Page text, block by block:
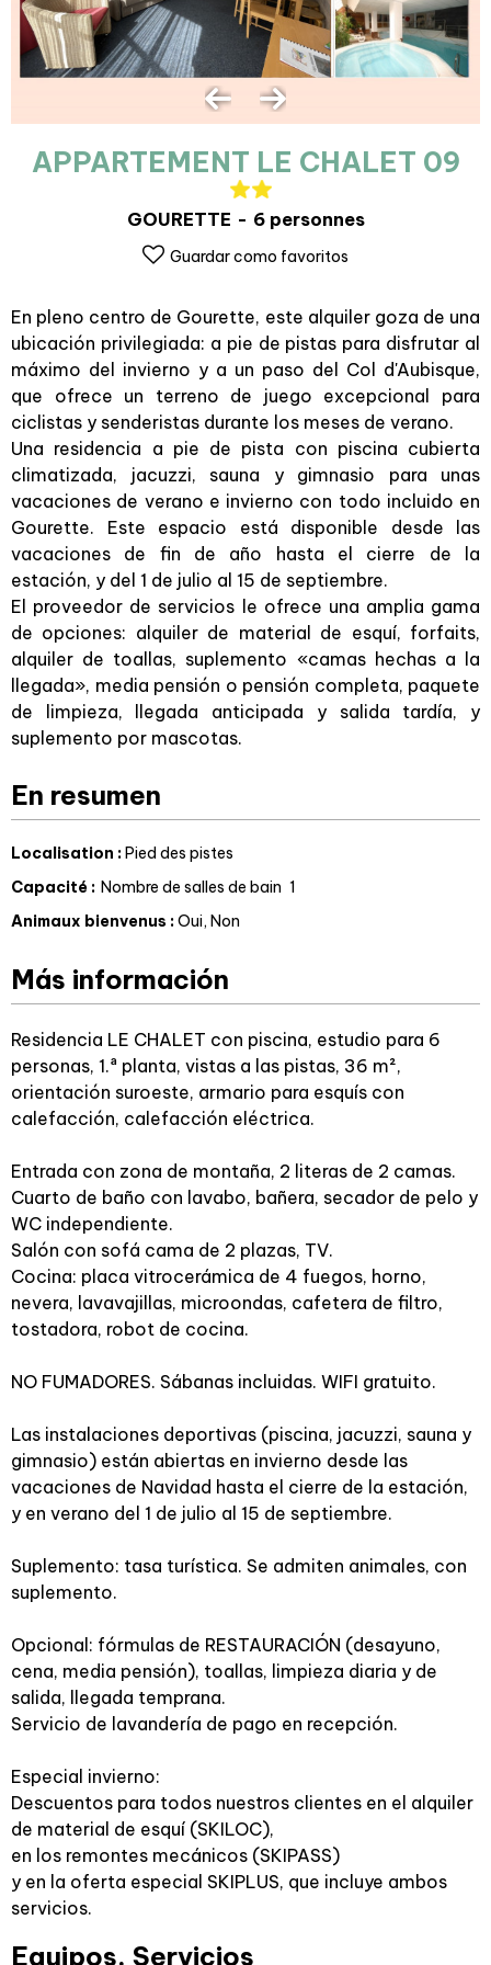
APPARTEMENT LE CHALET 09
GOURETTE 6 personnes
Guardar como favoritos
En pleno centro de Gourette, este alquiler goza de una
ubicación privilegiada: a pie de pistas para disfrutar al
máximo del invierno y a un paso del Col d'Aubisque,
que ofrece un terreno de juego excepcional para
ciclistas y senderistas durante los meses de verano.
Una residencia a pie de pista con piscina cubierta
climatizada, jacuzzi, sauna y gimnasio para unas
vacaciones de verano e invierno con todo incluido en
Gourette. Este espacio está disponible desde las
vacaciones de fin de año hasta el cierre de la
estación, y del 1 de julio al 15 de septiembre.
El proveedor de servicios le ofrece una amplia gama
de opciones: alquiler de material de esquí, forfaits,
alquiler de toallas, suplemento «camas hechas a la
llegada», media pensión o pensión completa, paquete
de limpieza, llegada anticipada y salida tardía, y
suplemento por mascotas.
En resumen
Localisation :Pied des pistes
Capacité : Nombre de salles de bain 1
Animaux bienvenus :Oui Non
Más información
Residencia LE CHALET con piscina, estudio para 6
personas, 1.ª planta, vistas a las pistas, 36 m²,
orientación suroeste, armario para esquís con
calefacción, calefacción eléctrica.
Entrada con zona de montaña, 2 literas de 2 camas.
Cuarto de baño con lavabo, bañera, secador de pelo y
WC independiente.
Salón con sofá cama de 2 plazas, TV.
Cocina: placa vitrocerámica de 4 fuegos, horno,
nevera, lavavajillas, microondas, cafetera de filtro,
tostadora, robot de cocina.
NO FUMADORES. Sábanas incluidas. WIFI gratuito.
Las instalaciones deportivas (piscina, jacuzzi, sauna y
gimnasio) están abiertas en invierno desde las
vacaciones de Navidad hasta el cierre de la estación,
y en verano del 1 de julio al 15 de septiembre.
Suplemento: tasa turística. Se admiten animales, con
suplemento.
Opcional: fórmulas de RESTAURACIÓN (desayuno,
cena, media pensión), toallas, limpieza diaria y de
salida, llegada temprana.
Servicio de lavandería de pago en recepción.
Especial invierno:
Descuentos para todos nuestros clientes en el alquiler
de material de esquí (SKILOC),
en los remontes mecánicos (SKIPASS)
y en la oferta especial SKIPLUS, que incluye ambos
servicios.
Equipos, Servicios